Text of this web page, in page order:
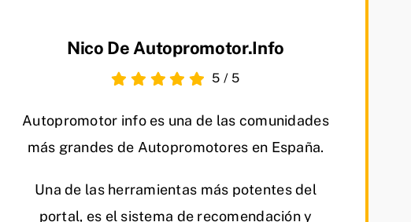
Nico De Autopromotor.info
5 / 5
Autopromotor info es una de las comunidades
más grandes de Autopromotores en España.
Una de las herramientas más potentes del
portal, es el sistema de recomendación y